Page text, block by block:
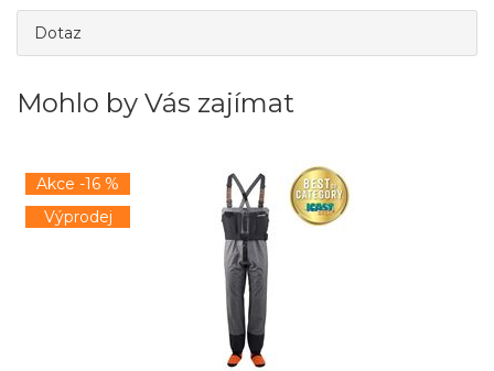
Dotaz
Mohlo by Vás zajímat
Akce -16 %
Výprodej